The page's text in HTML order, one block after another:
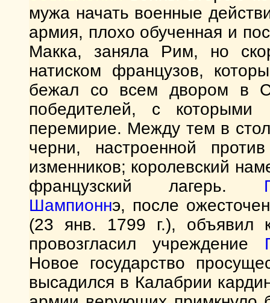
мужа начать военные
армия, плохо обученная и
Макка, заняла Рим, но
натиском французов,
бежал со всем двором в
победителей, с
перемирие. Между тем в
черни, настроенной
изменников; королевский
французский лагерь.
Шампионнэ, после
(23 янв. 1799 г.), объявил
провозгласил учреждение
Новое государство
высадился в Калабрии